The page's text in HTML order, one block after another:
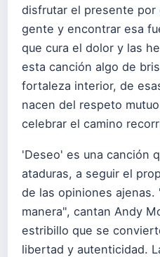
disfrutar el presente por
gente y encontrar esa
que cura el dolor y las
esta canción algo de
fortaleza interior, de
nacen del respeto
celebrar el camino
'Deseo' es una canción
ataduras, a seguir el
de las opiniones ajenas.
manera", cantan Andy
estribillo que se
libertad y autenticidad.